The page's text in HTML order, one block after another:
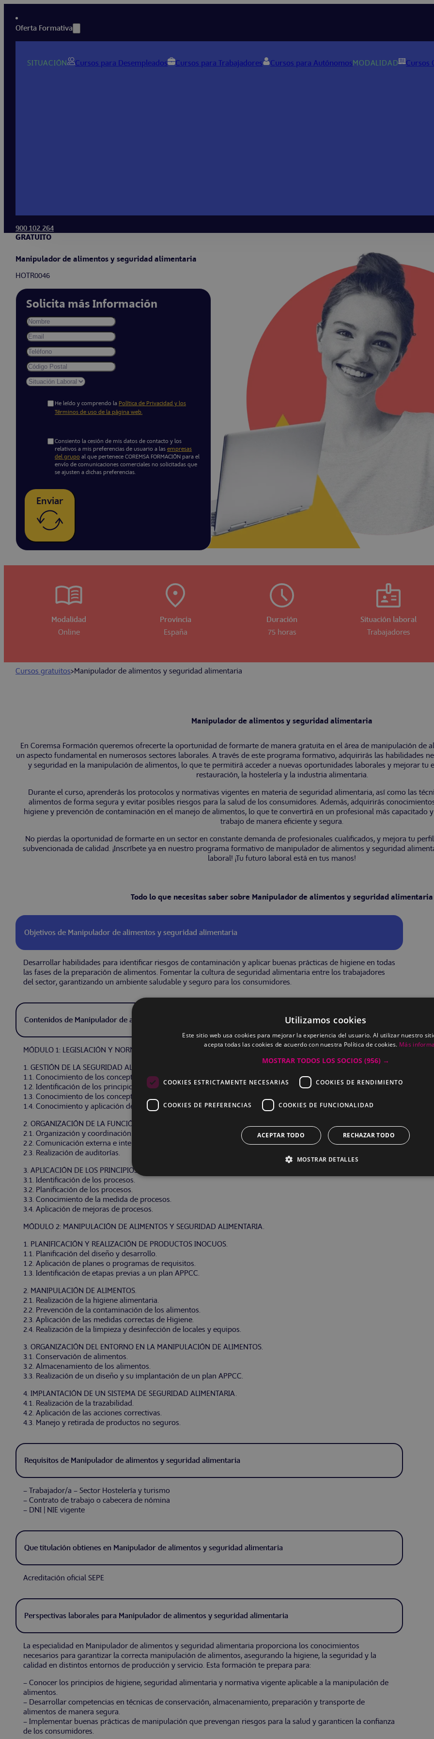
Oferta Formativa
SITUACIÓN Cursos para Desempleados Cursos para Trabajadores Cursos para AutónomosMODALIDAD Cursos
900 102 264
GRATUITO
Manipulador de alimentos y seguridad alimentaria
HOTR0046
Solicita más Información
He leído y comprendo la Política de Privacidad y los
Términos de uso de la página web.
Consiento la cesión de mis datos de contacto y los
relativos a mis preferencias de usuario a las empresas
del grupo al que pertenece COREMSA FORMACIÓN para el
envío de comunicaciones comerciales no solicitadas que
se ajusten a dichas preferencias.
Enviar
Modalidad
Online
Provincia
España
Duración
75 horas
Situación laboral
Trabajadores
Cursos gratuitos>Manipulador de alimentos y seguridad alimentaria
Manipulador de alimentos y seguridad alimentaria
En Coremsa Formación queremos ofrecerte la oportunidad de formarte de manera gratuita en el área de manipulación de
un aspecto fundamental en numerosos sectores laborales. A través de este programa formativo, adquirirás las habilidades
y seguridad en la manipulación de alimentos, lo que te permitirá acceder a nuevas oportunidades laborales y mejorar tu
restauración, la hostelería y la industria alimentaria.
Durante el curso, aprenderás los protocolos y normativas vigentes en materia de seguridad alimentaria, así como las
alimentos de forma segura y evitar posibles riesgos para la salud de los consumidores. Además, adquirirás
higiene y prevención de contaminación en el manejo de alimentos, lo que te convertirá en un profesional más capacitado
trabajo de manera eficiente y segura.
No pierdas la oportunidad de formarte en un sector en constante demanda de profesionales cualificados, y mejora tu
subvencionada de calidad. ¡Inscríbete ya en nuestro programa formativo de manipulador de alimentos y seguridad
laboral! ¡Tu futuro laboral está en tus manos!
Todo lo que necesitas saber sobre Manipulador de alimentos y seguridad alimentaria
Objetivos de Manipulador de alimentos y seguridad alimentaria
Desarrollar habilidades para identificar riesgos de contaminación y aplicar buenas prácticas de higiene en todas
las fases de la preparación de alimentos. Fomentar la cultura de seguridad alimentaria entre los trabajadores
del sector, garantizando un ambiente saludable y seguro para los consumidores.
Contenidos de Manipulador de alimentos y seguridad alimentaria
MÓDULO 1: LEGISLACIÓN Y NORMATIVA EN LA SEGURIDAD ALIMENTARIA.
1. GESTIÓN DE LA SEGURIDAD ALIMENTARIA.
1.1. Conocimiento de los conceptos básicos de la seguridad alimentaria.
1.2. Identificación de los principios de la gestión de la seguridad alimentaria.
1.3. Conocimiento de los conceptos generales de la seguridad alimentaria.
1.4. Conocimiento y aplicación de la legislación y normativa.
2. ORGANIZACIÓN DE LA FUNCIÓN DE SEGURIDAD ALIMENTARIA.
2.1. Organización y coordinación.
2.2. Comunicación externa e interna.
2.3. Realización de auditorías.
3. APLICACIÓN DE LOS PRINCIPIOS DE GESTIÓN POR PROCESOS.
3.1. Identificación de los procesos.
3.2. Planificación de los procesos.
3.3. Conocimiento de la medida de procesos.
3.4. Aplicación de mejoras de procesos.
MÓDULO 2: MANIPULACIÓN DE ALIMENTOS Y SEGURIDAD ALIMENTARIA.
1. PLANIFICACIÓN Y REALIZACIÓN DE PRODUCTOS INOCUOS.
1.1. Planificación del diseño y desarrollo.
1.2. Aplicación de planes o programas de requisitos.
1.3. Identificación de etapas previas a un plan APPCC.
2. MANIPULACIÓN DE ALIMENTOS.
2.1. Realización de la higiene alimentaria.
2.2. Prevención de la contaminación de los alimentos.
2.3. Aplicación de las medidas correctas de Higiene.
2.4. Realización de la limpieza y desinfección de locales y equipos.
3. ORGANIZACIÓN DEL ENTORNO EN LA MANIPULACIÓN DE ALIMENTOS.
3.1. Conservación de alimentos.
3.2. Almacenamiento de los alimentos.
3.3. Realización de un diseño y su implantación de un plan APPCC.
4. IMPLANTACIÓN DE UN SISTEMA DE SEGURIDAD ALIMENTARIA.
4.1. Realización de la trazabilidad.
4.2. Aplicación de las acciones correctivas.
4.3. Manejo y retirada de productos no seguros.
Requisitos de Manipulador de alimentos y seguridad alimentaria
– Trabajador/a – Sector Hostelería y turismo
– Contrato de trabajo o cabecera de nómina
– DNI | NIE vigente
Que titulación obtienes en Manipulador de alimentos y seguridad alimentaria
Acreditación oficial SEPE
Perspectivas laborales para Manipulador de alimentos y seguridad alimentaria
La especialidad en Manipulador de alimentos y seguridad alimentaria proporciona los conocimientos
necesarios para garantizar la correcta manipulación de alimentos, asegurando la higiene, la seguridad y la
calidad en distintos entornos de producción y servicio. Esta formación te prepara para:
– Conocer los principios de higiene, seguridad alimentaria y normativa vigente aplicable a la manipulación de
alimentos.
– Desarrollar competencias en técnicas de conservación, almacenamiento, preparación y transporte de
alimentos de manera segura.
– Implementar buenas prácticas de manipulación que prevengan riesgos para la salud y garanticen la confianza
de los consumidores.
Utilizamos cookies
Este sitio web usa cookies para mejorar la experiencia del usuario. Al utilizar nuestro
acepta todas las cookies de acuerdo con nuestra Política de cookies. Más
MOSTRAR TODOS LOS SOCIOS (956) →
COOKIES ESTRICTAMENTE NECESARIAS COOKIES DE RENDIMIENTO
COOKIES DE PREFERENCIAS COOKIES DE FUNCIONALIDAD
ACEPTAR TODO RECHAZAR TODO
MOSTRAR DETALLES